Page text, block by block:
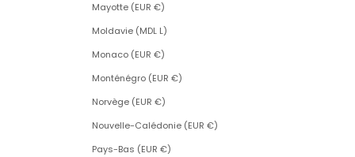
Mayotte (EUR €)
Moldavie (MDL L)
Monaco (EUR €)
Monténégro (EUR €)
Norvège (EUR €)
Nouvelle-Calédonie (EUR €)
Pays-Bas (EUR €)